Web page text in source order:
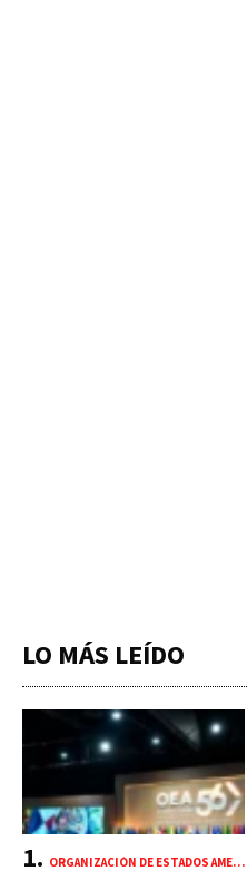
LO MÁS LEÍDO
ORGANIZACIÓN DE ESTADOS AMERICANOS (OEA)